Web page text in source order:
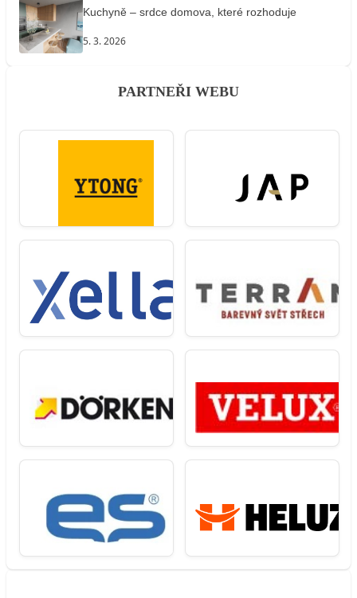
Kuchyně – srdce domova, které rozhoduje
5. 3. 2026
PARTNEŘI WEBU